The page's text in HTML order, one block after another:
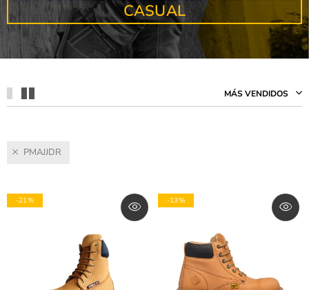
Mujer
Niño
CASUAL
MÁS VENDIDOS
PMAJJDR
-21% -13%